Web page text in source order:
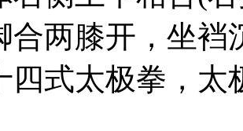
合两膝开，坐
四式太极拳，